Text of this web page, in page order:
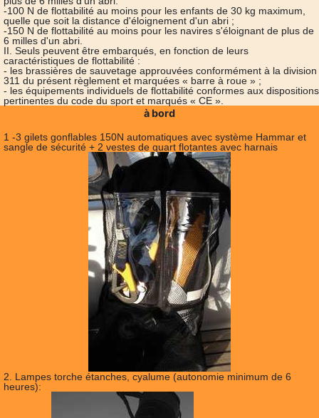
-100 N de flottabilité au moins pour les enfants de 30 kg maximum,
quelle que soit la distance d'éloignement d'un abri ;
-150 N de flottabilité au moins pour les navires s'éloignant de plus de
6 milles d'un abri.
II. Seuls peuvent être embarqués, en fonction de leurs
caractéristiques de flottabilité :
- les brassières de sauvetage approuvées conformément à la division
311 du présent règlement et marquées « barre à roue » ;
- les équipements individuels de flottabilité conformes aux dispositions
pertinentes du code du sport et marqués « CE ».
à bord
1 -3 gilets gonflables 150N automatiques avec système Hammar et
sangle de sécurité + 2 vestes de quart flotantes avec harnais
2. Lampes torche étanches, cyalume (autonomie minimum de 6
heures):